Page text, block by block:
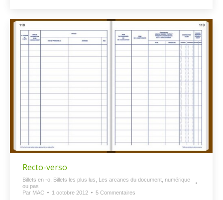
Recto-verso
Billets en -o Billets les plus lus
Les arcanes du document, numérique
ou pas
Par MAC 1 octobre 2012 5 Commentaires